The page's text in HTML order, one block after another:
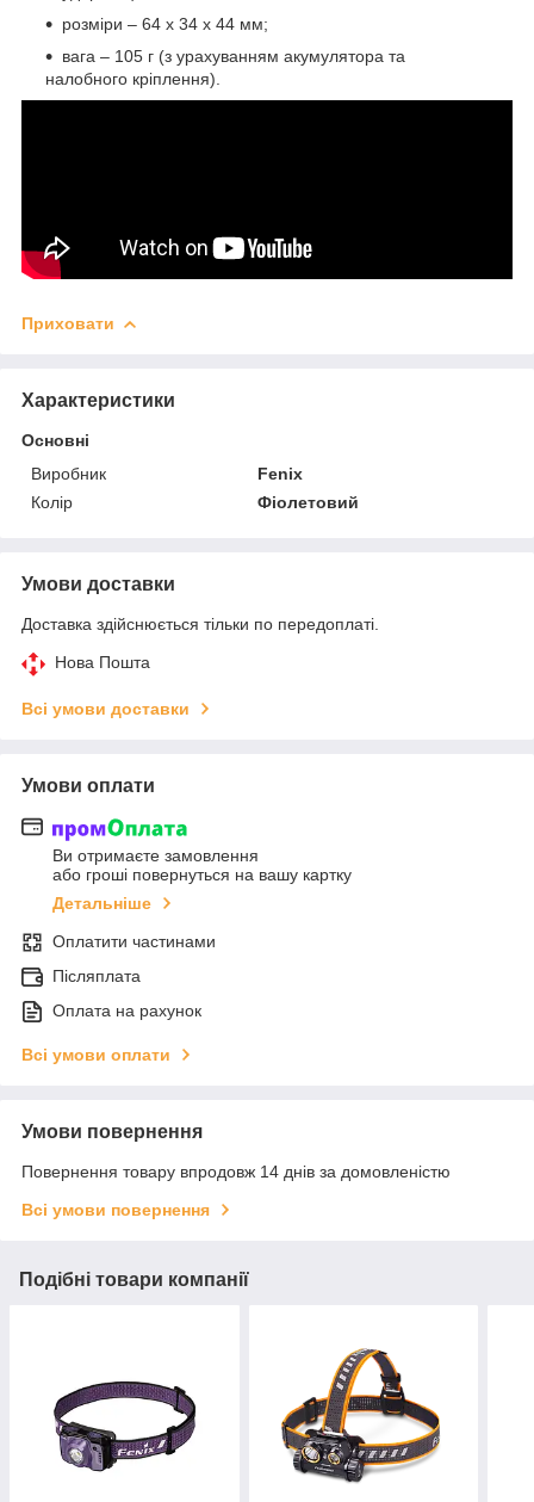
розміри – 64 х 34 х 44 мм;
вага – 105 г (з урахуванням акумулятора та
налобного кріплення).
Приховати
Характеристики
Основні
Виробник
Fenix
Колір
Фіолетовий
Умови доставки
Доставка здійснюється тільки по передоплаті.
Нова Пошта
Всі умови доставки
Умови оплати
Ви отримаєте замовлення
або гроші повернуться на вашу картку
Детальніше
Оплатити частинами
Післяплата
Оплата на рахунок
Всі умови оплати
Умови повернення
Повернення товару впродовж 14 днів за домовленістю
Всі умови повернення
Подібні товари компанії